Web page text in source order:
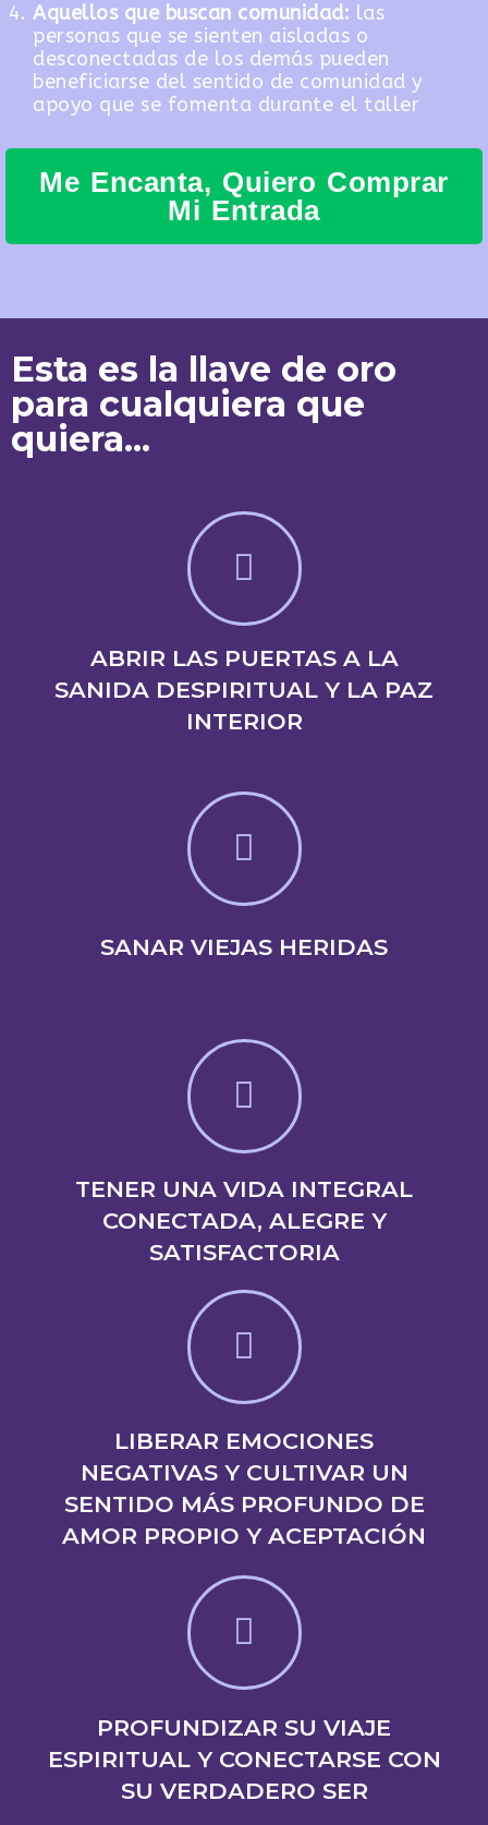
Aquellos que buscan comunidad: las
personas que se sienten aisladas o
desconectadas de los demás pueden
beneficiarse del sentido de comunidad y
apoyo que se fomenta durante el taller
Me Encanta, Quiero Comprar
Mi Entrada
Esta es la llave de oro
para cualquiera que
quiera...
ABRIR LAS PUERTAS A LA
SANIDA DESPIRITUAL Y LA PAZ
INTERIOR
SANAR VIEJAS HERIDAS
TENER UNA VIDA INTEGRAL
CONECTADA, ALEGRE Y
SATISFACTORIA
LIBERAR EMOCIONES
NEGATIVAS Y CULTIVAR UN
SENTIDO MÁS PROFUNDO DE
AMOR PROPIO Y ACEPTACIÓN
PROFUNDIZAR SU VIAJE
ESPIRITUAL Y CONECTARSE CON
SU VERDADERO SER